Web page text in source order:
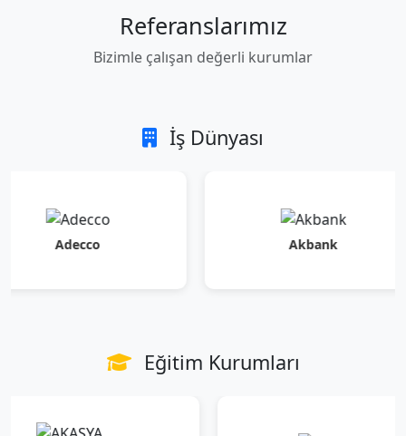
Referanslarımız
Bizimle çalışan değerli kurumlar
İş Dünyası
Adecco Akbank
Eğitim Kurumları